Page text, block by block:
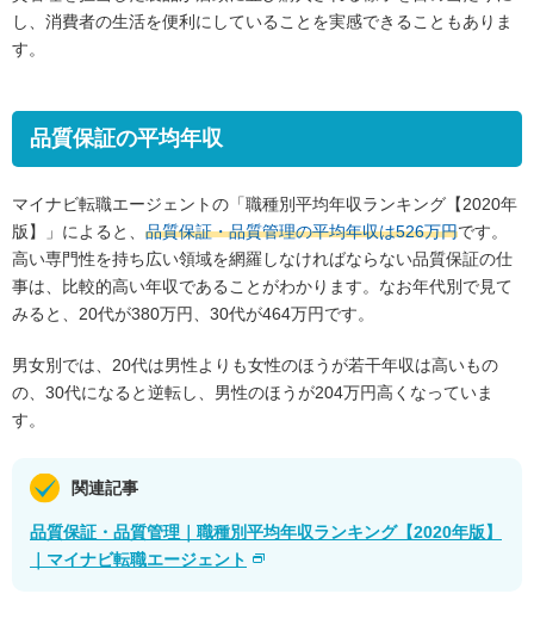
し、消費者の生活を便利にしていることを実感できることもありま
す。
品質保証の平均年収
マイナビ転職エージェントの「職種別平均年収ランキング【2020年
版】」によると、 品質保証・品質管理の平均年収は526万円です。
高い専門性を持ち広い領域を網羅しなければならない品質保証の仕
事は、比較的高い年収であることがわかります。なお年代別で見て
みると、20代が380万円、30代が464万円です。
男女別では、20代は男性よりも女性のほうが若干年収は高いもの
の、30代になると逆転し、男性のほうが204万円高くなっていま
す。
関連記事
品質保証・品質管理｜職種別平均年収ランキング【2020年版】
｜マイナビ転職エージェント